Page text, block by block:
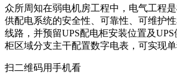
众所周知在弱电机房工程中，电气工程
供配电系统的安全性、可靠性、可维护
线路，并预留UPS配电柜安装位置及
柜区域分支主干配置数字电表，可实现单
扫二维码用手机看